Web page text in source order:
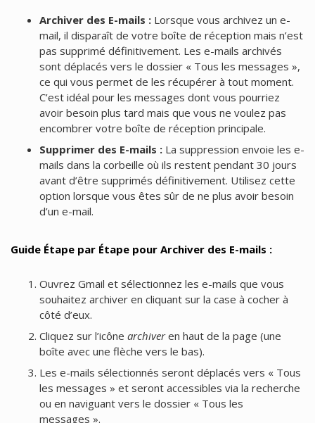
Archiver des E-mails :Lorsque vous archivez un e-
mail, il disparaît de votre boîte de réception mais n’est
pas supprimé définitivement. Les e-mails archivés
sont déplacés vers le dossier « Tous les messages »,
ce qui vous permet de les récupérer à tout moment.
C’est idéal pour les messages dont vous pourriez
avoir besoin plus tard mais que vous ne voulez pas
encombrer votre boîte de réception principale.
Supprimer des E-mails :La suppression envoie les e-
mails dans la corbeille où ils restent pendant 30 jours
avant d’être supprimés définitivement. Utilisez cette
option lorsque vous êtes sûr de ne plus avoir besoin
d’un e-mail.
Guide Étape par Étape pour Archiver des E-mails :
Ouvrez Gmail et sélectionnez les e-mails que vous
souhaitez archiver en cliquant sur la case à cocher à
côté d’eux.
Cliquez sur l’icône archiveren haut de la page (une
boîte avec une flèche vers le bas).
Les e-mails sélectionnés seront déplacés vers « Tous
les messages » et seront accessibles via la recherche
ou en naviguant vers le dossier « Tous les
messages ».